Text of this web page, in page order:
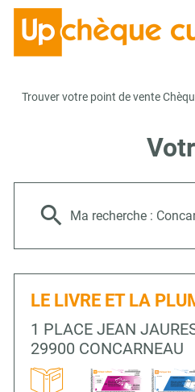
Trouver votre point de vente
Ma recherche :
LE LIVRE ET LA
1 PLACE JEAN
29900 CONCARNEAU